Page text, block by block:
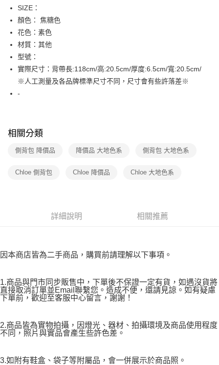
相關說明
【關於「AFTEE先享後付」】
AFTEE先享後付是「在收到商品之後才付款」的支付方式。 讓您購物簡單
便利好安心！
１．簡單：不需註冊會員、不需綁卡、不需儲值。
３．安心：先確認商品／服務後，再付款。
【「AFTEE先享後付」結帳流程】
１．於結帳方式選擇「AFTEE先享後付」後，將跳轉至「AFTEE先享後付」
結帳頁面，進行簡訊認證並確認金額後，即可完成結帳。
※ 請注意：結帳手續完成當下不需立刻繳費，但若您需要取消訂單，請聯絡
購買商品的店家。未經商家同意取消之訂單仍視為有效，需透過AFTEE先享
後付繳納相關費用。
客戶支援中心」 https://netprotections.freshdesk.com/support/home
權轉讓予恩沛科技股份有限公司。
「AFTEE先享後付」，若未經同意申辦者引起之損失，本公司不負相關責
時審查核予不同之上限額度；若仍有額度不足之情形，本公司將視審查結果
請求用戶進行身份認證。
５．嚴禁一人註冊多個帳號或使用他人資訊註冊。若發現惡意使用之情形，
運送方式
全家取貨付款
免運費
付款後7-11取貨
免運費
宅配
SIZE：
顏色： 焦糖色
花色：素色
材質：其他
型號：
實際尺寸：背帶長:118cm/高:20.5cm/厚度:6.5cm/寬:20.5cm/
※人工測量及各品牌標準尺寸不同，尺寸會有些許落差※
-
相關分類
側背包 降價品 降價品 大地色系 側背包 大地色系
Chloe 側背包 Chloe 降價品 Chloe 大地色系
詳細說明 相關推薦
因本商店皆為二手商品，購買前請理解以下事項。
1.商品與門市同步販售中，下單後不保證一定有貨，如遇沒貨將
直接取消訂單並Email聯繫您。造成不便，還請見諒。如有疑慮
下單前，歡迎至客服中心留言，謝謝！
2.商品皆為實物拍攝，因燈光、器材、拍攝環境及商品使用程度
不同，照片與實品會產生些許色差。
3.如附有鞋盒、袋子等附屬品，會一併展示於商品照。